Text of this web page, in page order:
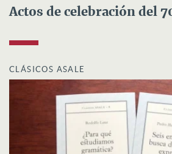
Actos de celebración del
CLÁSICOS ASALE